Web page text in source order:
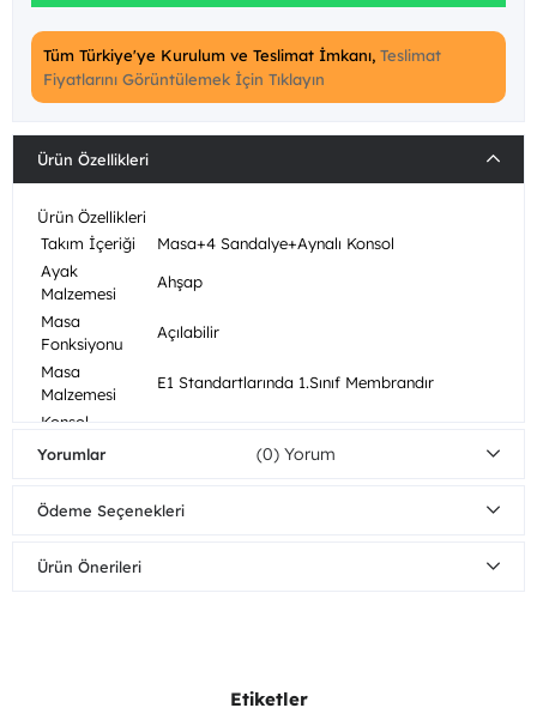
Tüm Türkiye'ye Kurulum ve Teslimat İmkanı, Teslimat
Fiyatlarını Görüntülemek İçin Tıklayın
Ürün Özellikleri
Ürün Özellikleri
Takım İçeriği
Masa+4 Sandalye+Aynalı Konsol
Ayak
Malzemesi
Ahşap
Masa
Fonksiyonu
Açılabilir
Masa
Malzemesi
E1 Standartlarında 1.Sınıf Membrandır
Konsol
Malzemesi
Ürün Genel
Yorumlar (0)
Ödeme Seçenekleri
Ürün Önerileri
Etiketler